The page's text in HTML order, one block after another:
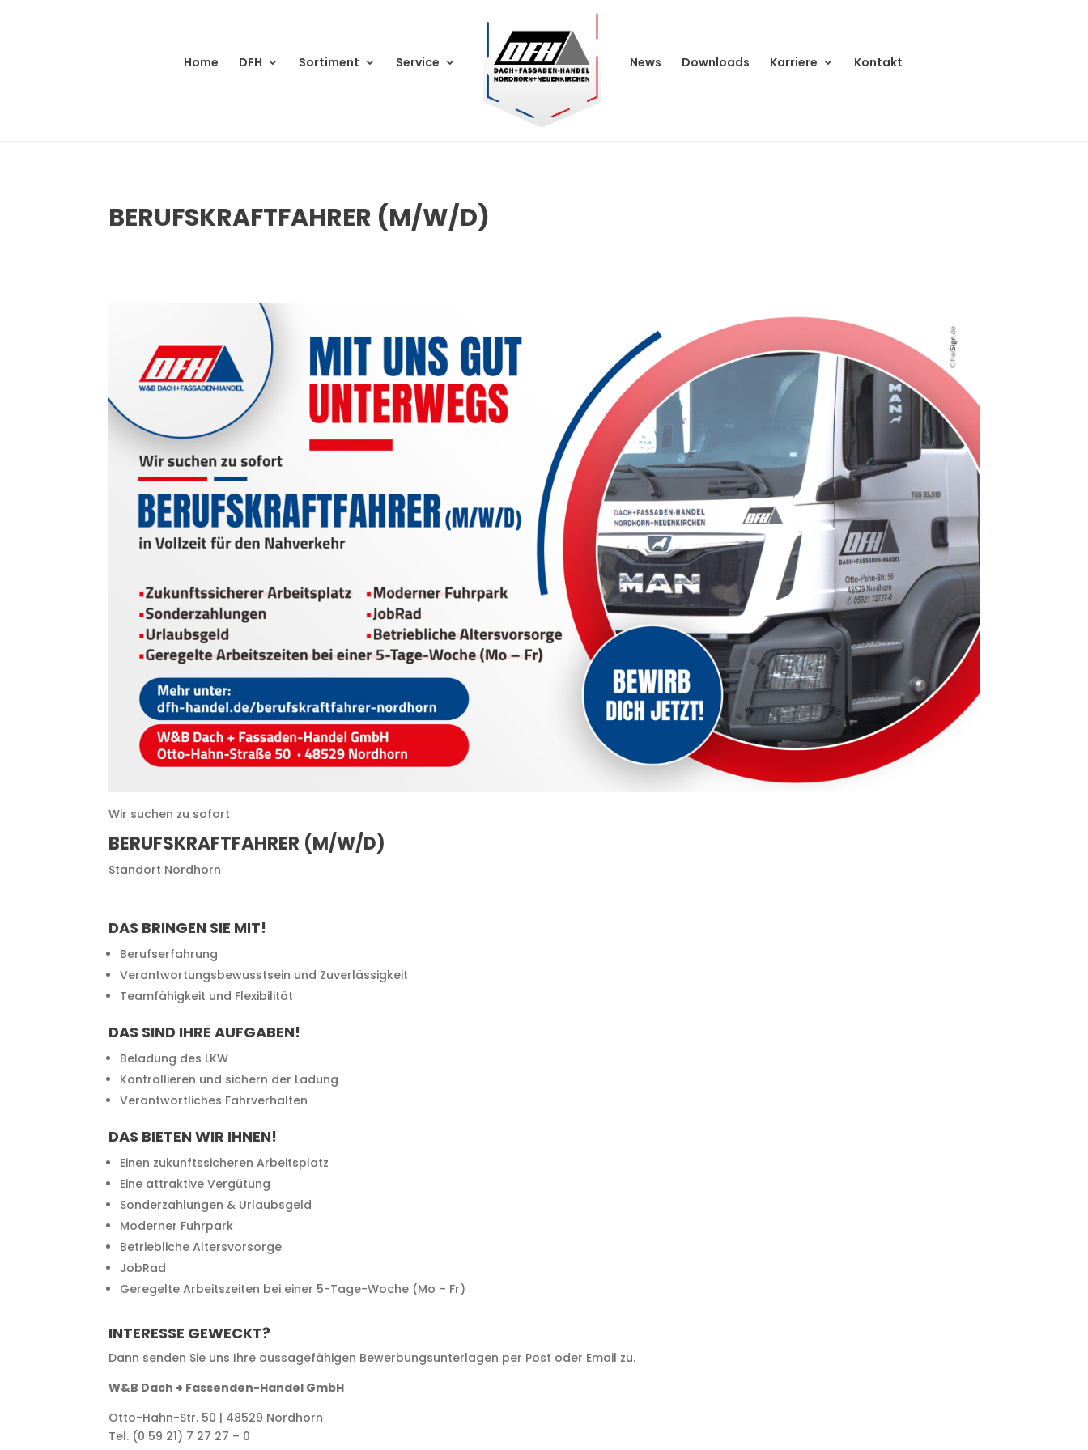
Home DFH Sortiment Service News Downloads Karriere Kontakt
BERUFSKRAFTFAHRER (M/W/D)
Wir suchen zu sofort
BERUFSKRAFTFAHRER (M/W/D)
Standort Nordhorn
DAS BRINGEN SIE MIT!
Berufserfahrung
Verantwortungsbewusstsein und Zuverlässigkeit
Teamfähigkeit und Flexibilität
DAS SIND IHRE AUFGABEN!
Beladung des LKW
Kontrollieren und sichern der Ladung
Verantwortliches Fahrverhalten
DAS BIETEN WIR IHNEN!
Einen zukunftssicheren Arbeitsplatz
Eine attraktive Vergütung
Sonderzahlungen & Urlaubsgeld
Moderner Fuhrpark
Betriebliche Altersvorsorge
JobRad
Geregelte Arbeitszeiten bei einer 5-Tage-Woche (Mo – Fr)
INTERESSE GEWECKT?
Dann senden Sie uns Ihre aussagefähigen Bewerbungsunterlagen per Post oder Email zu.
W&B Dach + Fassenden-Handel GmbH
Otto-Hahn-Str. 50 | 48529 Nordhorn
Tel. (0 59 21) 7 27 27 – 0